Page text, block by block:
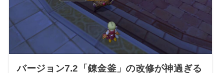
バージョン7.2「錬金釜」の改修が神過ぎる